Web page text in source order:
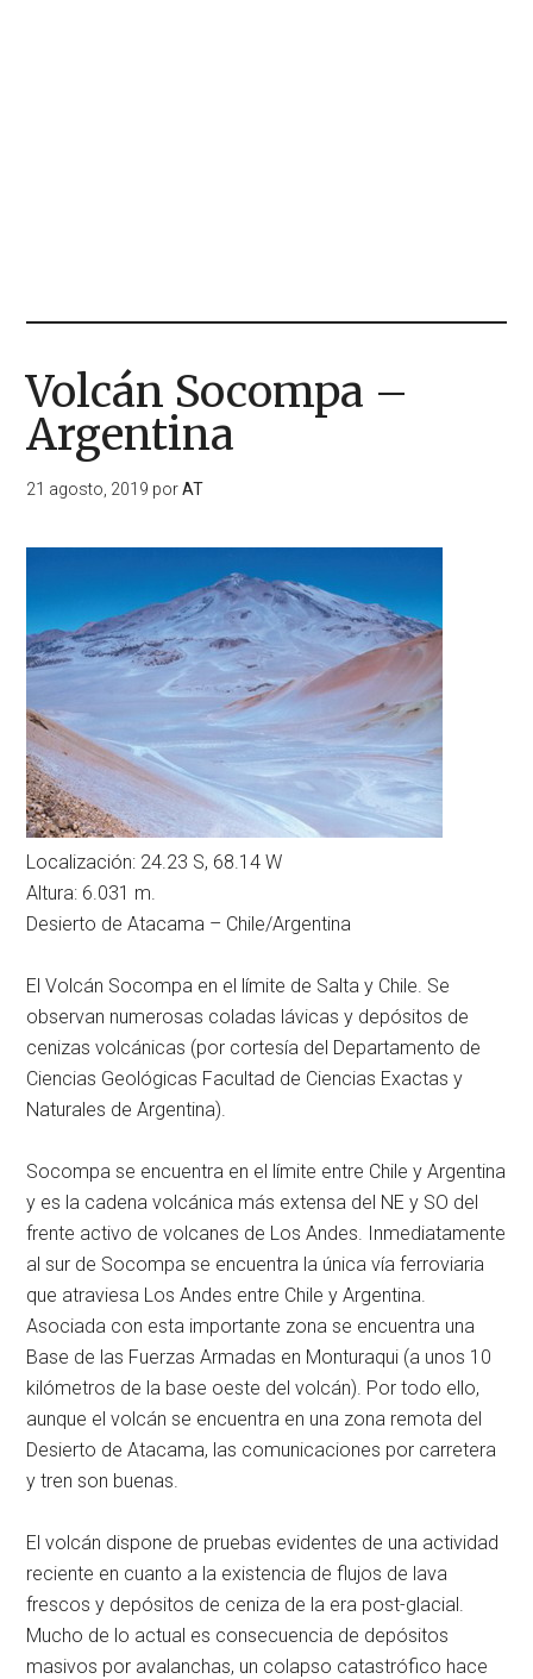
Volcán Socompa –
Argentina
21 agosto, 2019 porAT
Localización: 24.23 S, 68.14 W
Altura: 6.031 m.
Desierto de Atacama – Chile/Argentina
El Volcán Socompa en el límite de Salta y Chile. Se
observan numerosas coladas lávicas y depósitos de
cenizas volcánicas (por cortesía del Departamento de
Ciencias Geológicas Facultad de Ciencias Exactas y
Naturales de Argentina).
Socompa se encuentra en el límite entre Chile y Argentina
y es la cadena volcánica más extensa del NE y SO del
frente activo de volcanes de Los Andes. Inmediatamente
al sur de Socompa se encuentra la única vía ferroviaria
que atraviesa Los Andes entre Chile y Argentina.
Asociada con esta importante zona se encuentra una
Base de las Fuerzas Armadas en Monturaqui (a unos 10
kilómetros de la base oeste del volcán). Por todo ello,
aunque el volcán se encuentra en una zona remota del
Desierto de Atacama, las comunicaciones por carretera
y tren son buenas.
El volcán dispone de pruebas evidentes de una actividad
reciente en cuanto a la existencia de flujos de lava
frescos y depósitos de ceniza de la era post-glacial.
Mucho de lo actual es consecuencia de depósitos
masivos por avalanchas, un colapso catastrófico hace